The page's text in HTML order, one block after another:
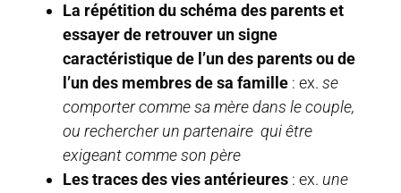
La répétition du schéma des parentset
essayer de retrouver un signe
caractéristique de l’un des parents ou de
l’un des membres de sa famille : ex. se
comporter comme sa mère dans le couple,
ou rechercher un partenaire qui être
exigeant comme son père
Les traces des vies antérieures : ex. une